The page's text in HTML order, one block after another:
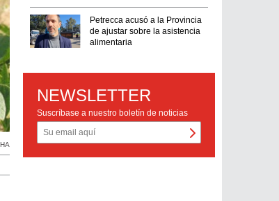
Petrecca acusó a la Provincia
de ajustar sobre la asistencia
alimentaria
NEWSLETTER
Suscríbase a nuestro boletín de noticias